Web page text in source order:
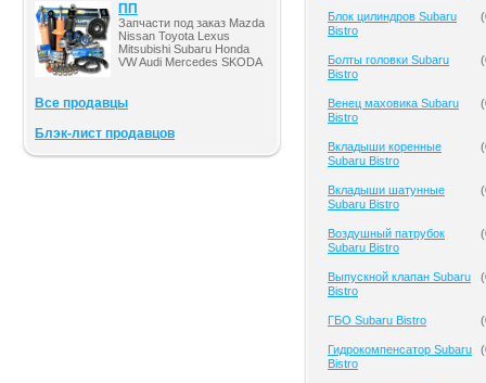
ПП
Запчасти под заказ Mazda
Nissan Toyota Lexus
Mitsubishi Subaru Honda
VW Audi Mercedes SKODA
Все продавцы
Блэк-лист продавцов
Блок цилиндров Subaru
Bistro
(
Болты головки Subaru
Bistro
(
Венец маховика Subaru
Bistro
(
Вкладыши коренные
Subaru Bistro
(
Вкладыши шатунные
Subaru Bistro
(
Воздушный патрубок
Subaru Bistro
(
Выпускной клапан Subaru
Bistro
(
ГБО Subaru Bistro (
Гидрокомпенсатор Subaru
Bistro
(